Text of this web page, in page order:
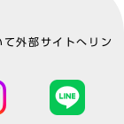
外部サイトへリン